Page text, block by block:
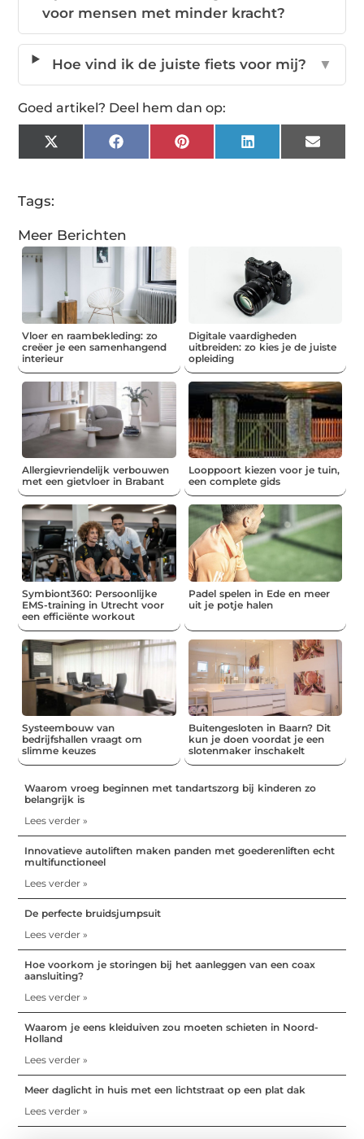
voor mensen met minder kracht?
Hoe vind ik de juiste fiets voor mij? ▼
Goed artikel? Deel hem dan op:
X
(Twitter)
FacebookPinterestLinkedInEmail
Tags:
Meer Berichten
Vloer en raambekleding: zo
creëer je een samenhangend
interieur
Digitale vaardigheden
uitbreiden: zo kies je de juiste
opleiding
Allergievriendelijk verbouwen
met een gietvloer in Brabant
Looppoort kiezen voor je tuin,
een complete gids
Symbiont360: Persoonlijke
EMS-training in Utrecht voor
een efficiënte workout
Padel spelen in Ede en meer
uit je potje halen
Systeembouw van
bedrijfshallen vraagt om
slimme keuzes
Buitengesloten in Baarn? Dit
kun je doen voordat je een
slotenmaker inschakelt
Waarom vroeg beginnen met tandartszorg bij kinderen zo
belangrijk is
Lees verder »
Innovatieve autoliften maken panden met goederenliften echt
multifunctioneel
Lees verder »
De perfecte bruidsjumpsuit
Lees verder »
Hoe voorkom je storingen bij het aanleggen van een coax
aansluiting?
Lees verder »
Waarom je eens kleiduiven zou moeten schieten in Noord-
Holland
Lees verder »
Meer daglicht in huis met een lichtstraat op een plat dak
Lees verder »